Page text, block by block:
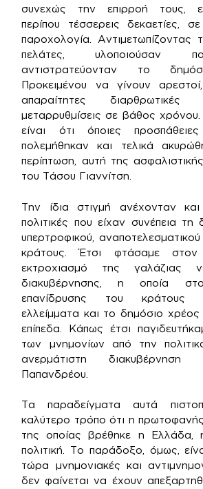
συνεχώς την επιρροή τους,
περίπου τέσσερεις δεκαετίες,
παροχολογία. Αντιμετωπίζοντας
πελάτες, υλοποιούσαν
αντιστρατεύονταν το
Προκειμένου να γίνουν
απαραίτητες
μεταρρυθμίσεις σε βάθος χρόνου.
είναι ότι όποιες προσπάθειες
πολεμήθηκαν και τελικά
περίπτωση, αυτή της
του Τάσου Γιαννίτση.
Την ίδια στιγμή ανέχονταν και
πολιτικές που είχαν συνέπεια τη
υπερτροφικού, αναποτελεσματικού
κράτους. Έτσι φτάσαμε στον
εκτροχιασμό της γαλάζιας
διακυβέρνησης, η οποία
επανίδρυσης του κράτους
ελλείμματα και το δημόσιο
επίπεδα. Κάπως έτσι
των μνημονίων από την
ανερμάτιστη
Παπανδρέου.
Τα παραδείγματα αυτά
καλύτερο τρόπο ότι η
της οποίας βρέθηκε η Ελλάδα,
πολιτική. Το παράδοξο, όμως,
τώρα μνημονιακές και
δεν φαίνεται να έχουν